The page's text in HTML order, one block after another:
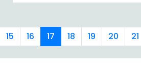
15 16 17 18 19 20 21